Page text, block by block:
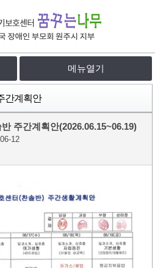
메뉴열기
간계획안
주간계획안(2026.06.15~06.19)
12